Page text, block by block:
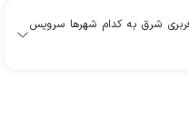
مسافربري شرق به کدام شهرها سرویس